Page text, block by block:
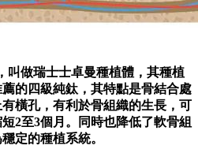
做瑞士士卓曼種植體，其種植
的四級純鈦，其特點是骨結合處
橫孔，有利於骨組織的生長，可
2至3個月。同時也降低了軟骨組
定的種植系統。